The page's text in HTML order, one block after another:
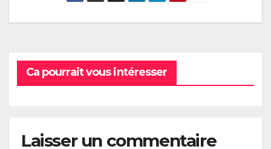
Ca pourrait vous intéresser
Laisser un commentaire